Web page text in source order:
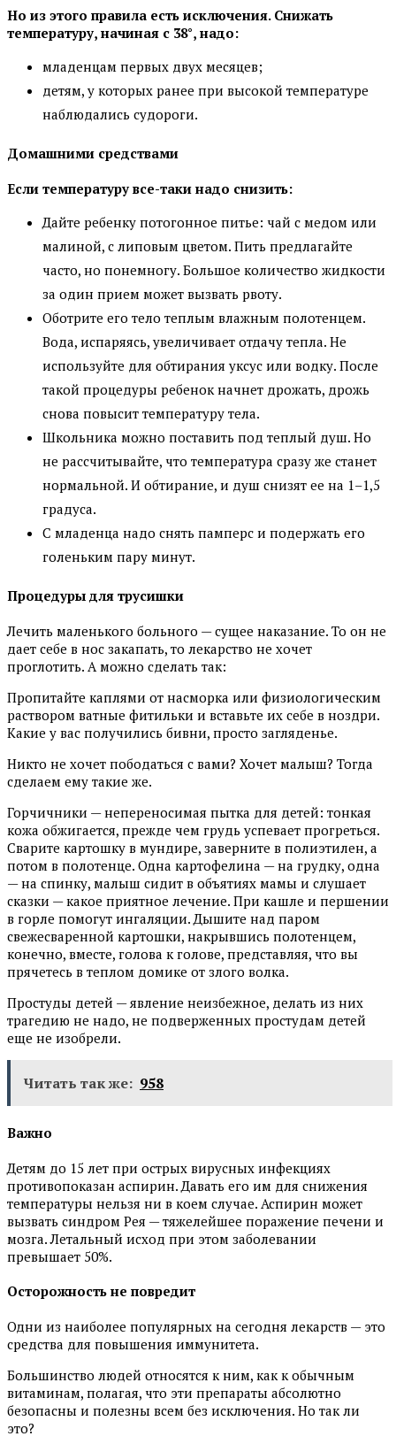
Но из этого правила есть исключения. Снижать
температуру, начиная с 38°, надо:
младенцам первых двух месяцев;
детям, у которых ранее при высокой температуре
наблюдались судороги.
Домашними средствами
Если температуру все-таки надо снизить:
Дайте ребенку потогонное питье: чай с медом или
малиной, с липовым цветом. Пить предлагайте
часто, но понемногу. Большое количество жидкости
за один прием может вызвать рвоту.
Оботрите его тело теплым влажным полотенцем.
Вода, испаряясь, увеличивает отдачу тепла. Не
используйте для обтирания уксус или водку. После
такой процедуры ребенок начнет дрожать, дрожь
снова повысит температуру тела.
Школьника можно поставить под теплый душ. Но
не рассчитывайте, что температура сразу же станет
нормальной. И обтирание, и душ снизят ее на 1–1,5
градуса.
С младенца надо снять памперс и подержать его
голеньким пару минут.
Процедуры для трусишки
Лечить маленького больного — сущее наказание. То он не
дает себе в нос закапать, то лекарство не хочет
проглотить. А можно сделать так:
Пропитайте каплями от насморка или физиологическим
раствором ватные фитильки и вставьте их себе в ноздри.
Какие у вас получились бивни, просто загляденье.
Никто не хочет пободаться с вами? Хочет малыш? Тогда
сделаем ему такие же.
Горчичники — непереносимая пытка для детей: тонкая
кожа обжигается, прежде чем грудь успевает прогреться.
Сварите картошку в мундире, заверните в полиэтилен, а
потом в полотенце. Одна картофелина — на грудку, одна
— на спинку, малыш сидит в объятиях мамы и слушает
сказки — какое приятное лечение. При кашле и першении
в горле помогут ингаляции. Дышите над паром
свежесваренной картошки, накрывшись полотенцем,
конечно, вместе, голова к голове, представляя, что вы
прячетесь в теплом домике от злого волка.
Простуды детей — явление неизбежное, делать из них
трагедию не надо, не подверженных простудам детей
еще не изобрели.
Читать так же: 958
Важно
Детям до 15 лет при острых вирусных инфекциях
противопоказан аспирин. Давать его им для снижения
температуры нельзя ни в коем случае. Аспирин может
вызвать синдром Рея — тяжелейшее поражение печени и
мозга. Летальный исход при этом заболевании
превышает 50%.
Осторожность не повредит
Одни из наиболее популярных на сегодня лекарств — это
средства для повышения иммунитета.
Большинство людей относятся к ним, как к обычным
витаминам, полагая, что эти препараты абсолютно
безопасны и полезны всем без исключения. Но так ли
это?